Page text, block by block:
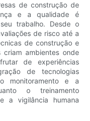
de construção de
e a qualidade é
trabalho. Desde o
de risco até a
de construção e
criam ambientes onde
de experiências
de tecnologias
monitoramento e a
o treinamento
a vigilância humana